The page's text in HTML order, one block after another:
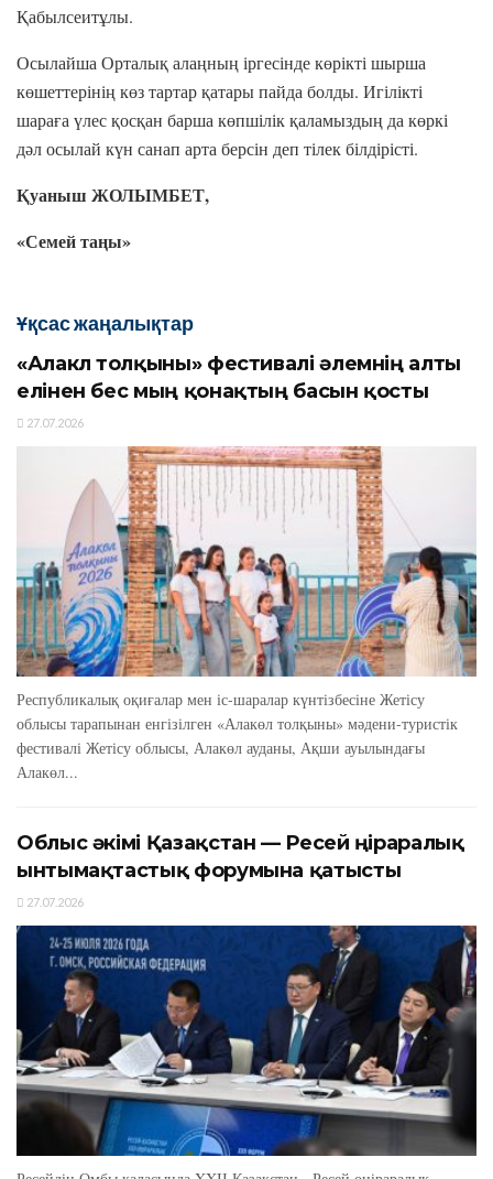
Қабылсеитұлы.
Осылайша Орталық алаңның іргесінде көрікті шырша
көшеттерінің көз тартар қатары пайда болды. Игілікті
шараға үлес қосқан барша көпшілік қаламыздың да көркі
дәл осылай күн санап арта берсін деп тілек білдірісті.
Қуаныш ЖОЛЫМБЕТ,
«Семейтаңы»
Ұқсас жаңалықтар
«Алакөл толқыны» фестивалі әлемнің алты
елінен бес мың қонақтың басын қосты
27.07.2026
Республикалық оқиғалар мен іс-шаралар күнтізбесіне Жетісу
облысы тарапынан енгізілген «Алакөл толқыны» мәдени-туристік
фестивалі Жетісу облысы, Алакөл ауданы, Ақши ауылындағы
Алакөл...
Облыс әкімі Қазақстан — Ресей өңіраралық
ынтымақтастық форумына қатысты
27.07.2026